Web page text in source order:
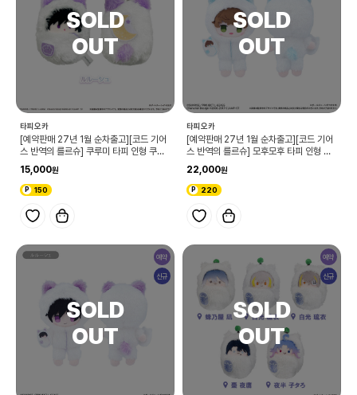
타피오카
[예약판매 27년 1월 순차출고][코드 기어
스 반역의 를르슈] 쿠루미 타피 인형 쿠루
15,000
150
타피오카
[예약판매 27년 1월 순차출고][코드 기어
스 반역의 를르슈] 모후모후 타피 인형 쿠
22,000
220
예약
신규
예약
신규